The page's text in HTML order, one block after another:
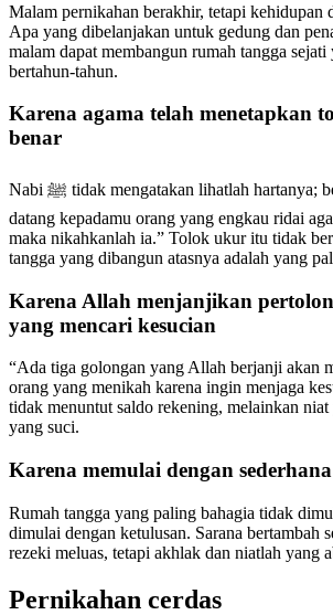
Malam pernikahan berakhir, tetapi kehidupan
Apa yang dibelanjakan untuk gedung dan
malam dapat membangun rumah tangga sejati
bertahun-tahun.
Karena agama telah menetapkan
benar
Nabi ﷺ tidak mengatakan lihatlah hartanya; beliau bersabda: “Jika
datang kepadamu orang yang engkau ridai
maka nikahkanlah ia.” Tolok ukur itu tidak
tangga yang dibangun atasnya adalah yang
Karena Allah menjanjikan
yang mencari kesucian
“Ada tiga golongan yang Allah berjanji akan
orang yang menikah karena ingin menjaga
tidak menuntut saldo rekening, melainkan
yang suci.
Karena memulai dengan
Rumah tangga yang paling bahagia tidak
dimulai dengan ketulusan. Sarana bertambah
rezeki meluas, tetapi akhlak dan niatlah yang
Pernikahan cerdas